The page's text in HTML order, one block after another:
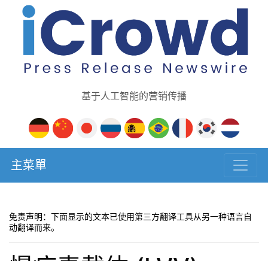
基于人工智能的营销传播
主菜單
免责声明：下面显示的文本已使用第三方翻译工具从另一种语言自
动翻译而来。